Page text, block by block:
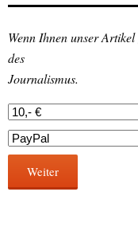
Wenn Ihnen unser
des
Journalismus.
Weiter